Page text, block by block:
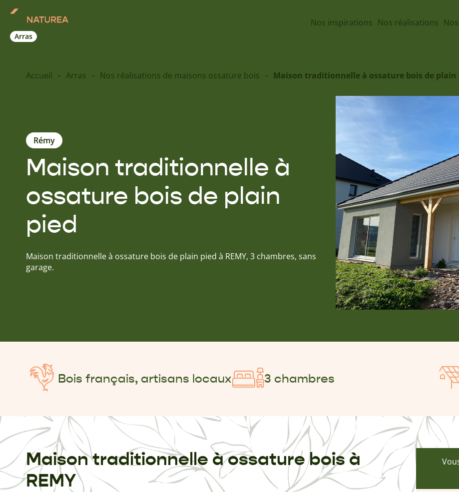
Arras
Nos inspirations Nos réalisations
Accueil Arras Nos réalisations de maisons ossature bois Maison traditionnelle à ossature bois de plain
Maison traditionnelle à
ossature bois de plain
pied
Rémy
Maison traditionnelle à ossature bois de plain pied à REMY, 3 chambres, sans
garage.
Bois français, artisans locaux 3 chambres
Maison traditionnelle à ossature bois à
REMY